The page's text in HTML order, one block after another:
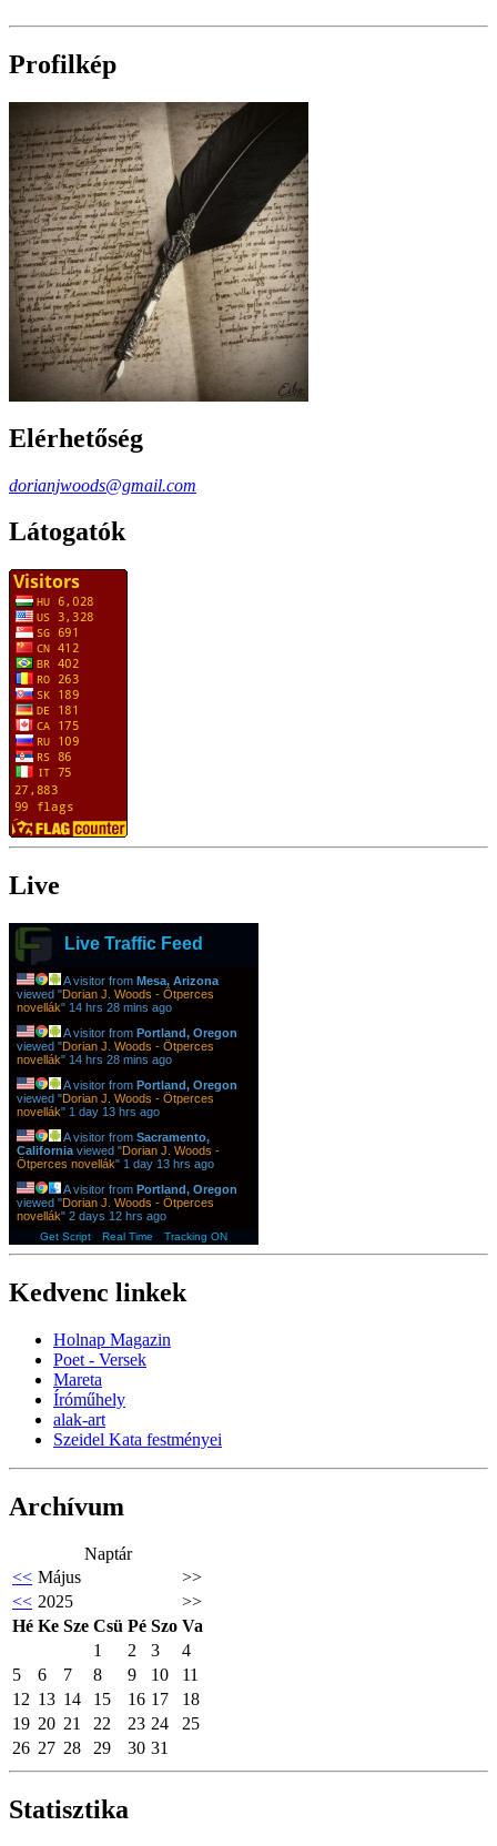
Profilkép
Elérhetőség
dorianjwoods@gmail.com
Látogatók
Live
Live Traffic Feed
A visitor from Mesa, Arizona
viewed "Dorian J. Woods - Ötperces
novellák" 14 hrs 28 mins ago
A visitor from Portland, Oregon
viewed "Dorian J. Woods - Ötperces
novellák" 14 hrs 28 mins ago
A visitor from Portland, Oregon
viewed "Dorian J. Woods - Ötperces
novellák" 1 day 13 hrs ago
A visitor from Sacramento,
California viewed "Dorian J. Woods -
Ötperces novellák" 1 day 13 hrs ago
A visitor from Portland, Oregon
viewed "Dorian J. Woods - Ötperces
novellák" 2 days 12 hrs ago
Get Script Real Time Tracking ON
Kedvenc linkek
Holnap Magazin
Poet - Versek
Mareta
Íróműhely
alak-art
Szeidel Kata festményei
Archívum
Naptár
<< Május
>>
<< 2025
>>
Hé Ke Sze Csü Pé Szo Va
1
2 3
4
5
6 7 8 9 10
11
12 13 14 15 16 17
18
19 20 21 22 23 24
25
26 27 28 29 30 31
Statisztika